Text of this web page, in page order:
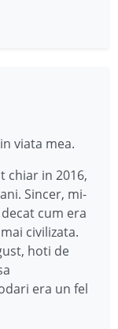
viata mea.
chiar in 2016,
Sincer, mi-
cum era
civilizata.
hoti de
era un fel